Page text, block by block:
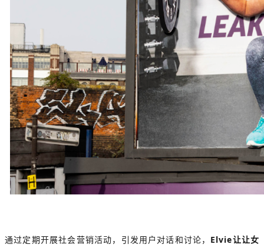
通过定期开展社会营销活动，引发用户对话和讨论， Elvie让让女